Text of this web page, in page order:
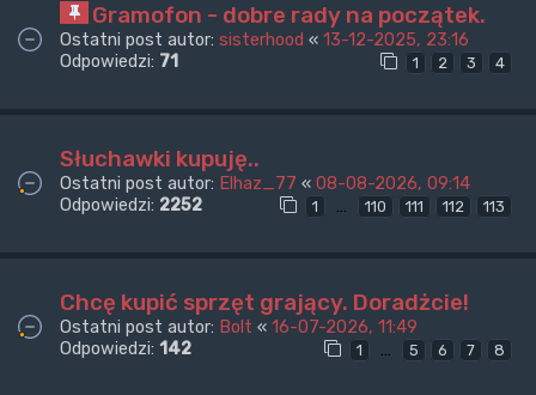
Gramofon - dobre rady na początek.
Ostatni post autor: sisterhood « 13-12-2025, 23:16
Odpowiedzi: 71 1 2 3 4
Słuchawki kupuję..
Ostatni post autor: Elhaz_77 « 08-08-2026, 09:14
Odpowiedzi: 2252 1 … 110 111 112 113
Chcę kupić sprzęt grający. Doradżcie!
Ostatni post autor: Bolt « 16-07-2026, 11:49
Odpowiedzi: 142 1 … 5 6 7 8